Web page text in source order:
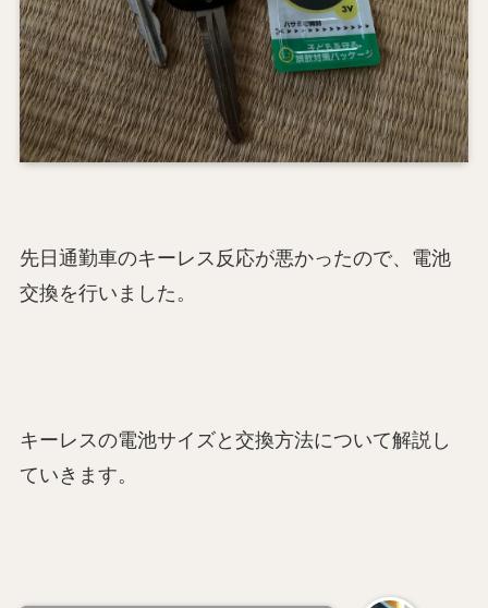
先日通勤車のキーレス反応が悪かったので、電池
交換を行いました。
キーレスの電池サイズと交換方法について解説し
ていきます。